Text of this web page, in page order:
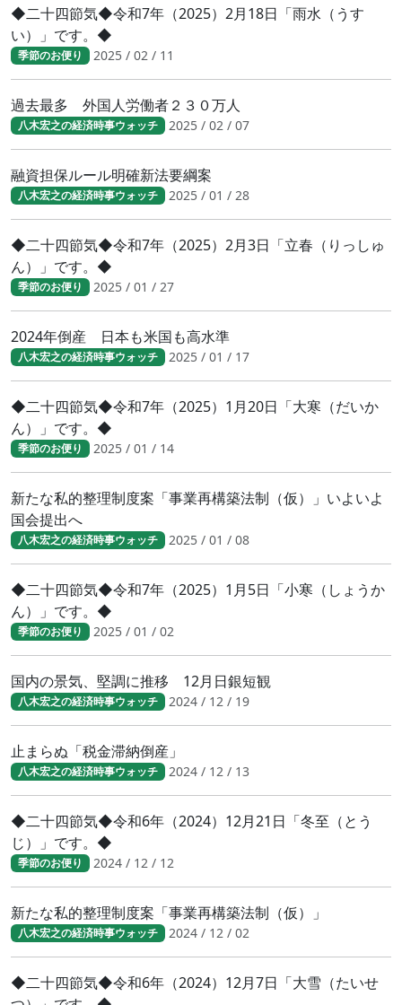
◆二十四節気◆令和7年（2025）2月18日「雨水（うす
い）」です。◆
季節のお便り 2025 / 02 / 11
過去最多 外国人労働者２３０万人
八木宏之の経済時事ウォッチ 2025 / 02 / 07
融資担保ルール明確新法要綱案
八木宏之の経済時事ウォッチ 2025 / 01 / 28
◆二十四節気◆令和7年（2025）2月3日「立春（りっしゅ
ん）」です。◆
季節のお便り 2025 / 01 / 27
2024年倒産 日本も米国も高水準
八木宏之の経済時事ウォッチ 2025 / 01 / 17
◆二十四節気◆令和7年（2025）1月20日「大寒（だいか
ん）」です。◆
季節のお便り 2025 / 01 / 14
新たな私的整理制度案「事業再構築法制（仮）」いよいよ
国会提出へ
八木宏之の経済時事ウォッチ 2025 / 01 / 08
◆二十四節気◆令和7年（2025）1月5日「小寒（しょうか
ん）」です。◆
季節のお便り 2025 / 01 / 02
国内の景気、堅調に推移 12月日銀短観
八木宏之の経済時事ウォッチ 2024 / 12 / 19
止まらぬ「税金滞納倒産」
八木宏之の経済時事ウォッチ 2024 / 12 / 13
◆二十四節気◆令和6年（2024）12月21日「冬至（とう
じ）」です。◆
季節のお便り 2024 / 12 / 12
新たな私的整理制度案「事業再構築法制（仮）」
八木宏之の経済時事ウォッチ 2024 / 12 / 02
◆二十四節気◆令和6年（2024）12月7日「大雪（たいせ